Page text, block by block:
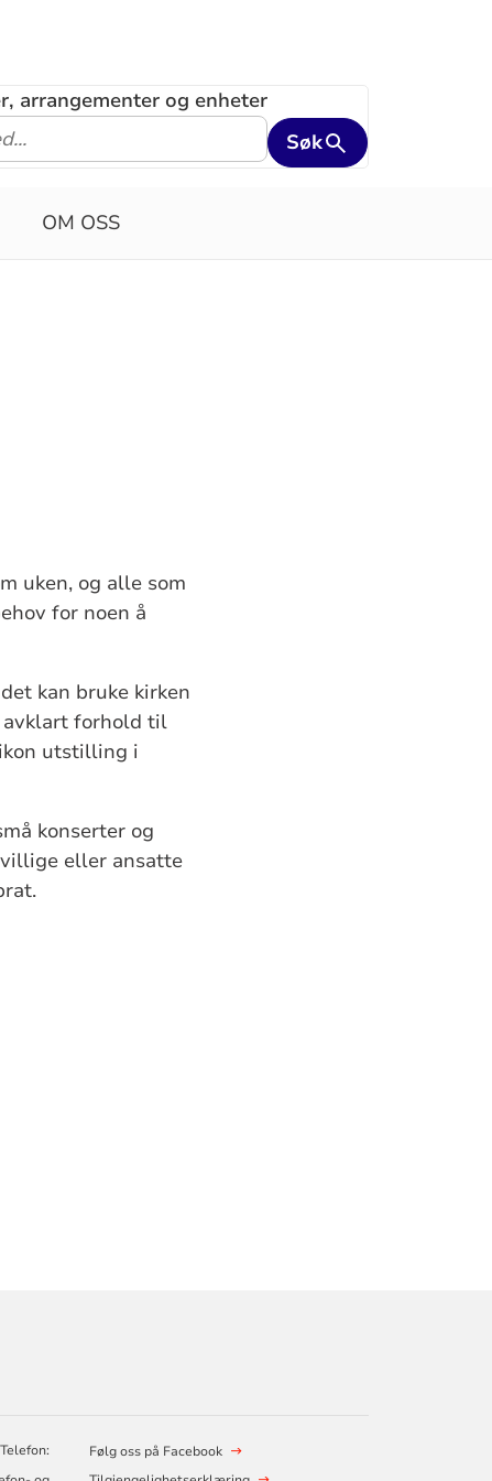
arrangementer og enheter
Søk
OM OSS
uken, og alle som
for noen å
kan bruke kirken
avklart forhold til
utstilling i
konserter og
eller ansatte
Følg oss på Facebook